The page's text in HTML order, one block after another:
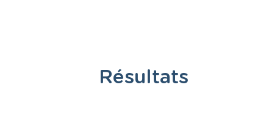
Résultats